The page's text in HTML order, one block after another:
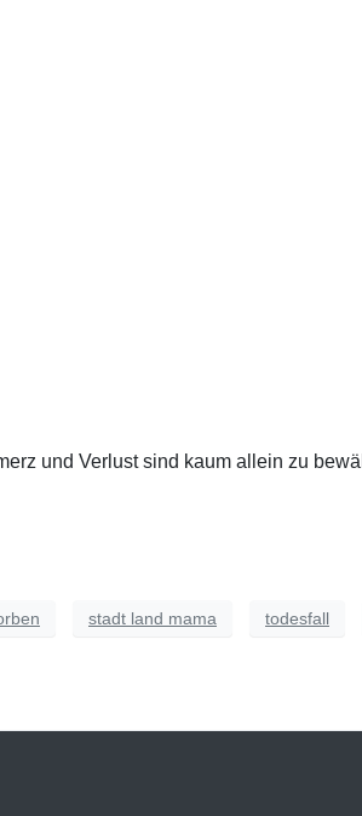
und Verlust sind kaum allein zu
stadt land mama todesfall